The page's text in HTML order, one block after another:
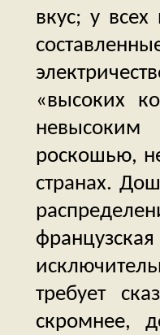
вкус; у
«высоких
невысоким
роскошью,
странах.
требует
скромнее,